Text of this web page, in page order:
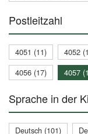
Postleitzahl
4051 (11) 4052
4056 (17)
4057
Sprache in der
Deutsch (101)